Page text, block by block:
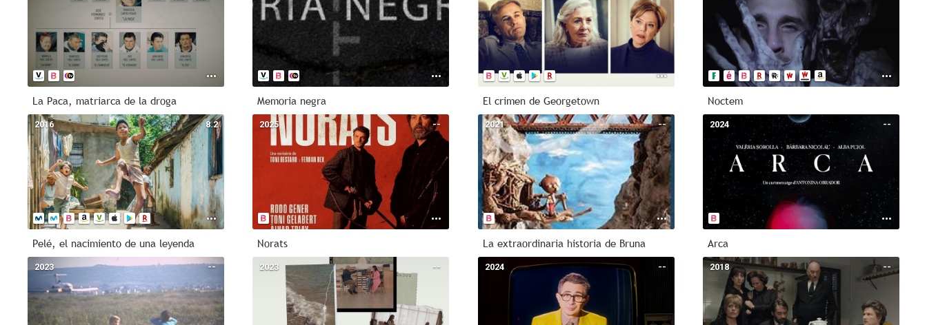
La Paca, matriarca de la droga Memoria negra El crimen de Georgetown Noctem
8.2
2016
Pelé, el nacimiento de una leyenda
--
2025
Norats
--
2021
La extraordinaria historia de Bruna
--
2024
Arca
--
2023 --
2023 --
2024 --
2018